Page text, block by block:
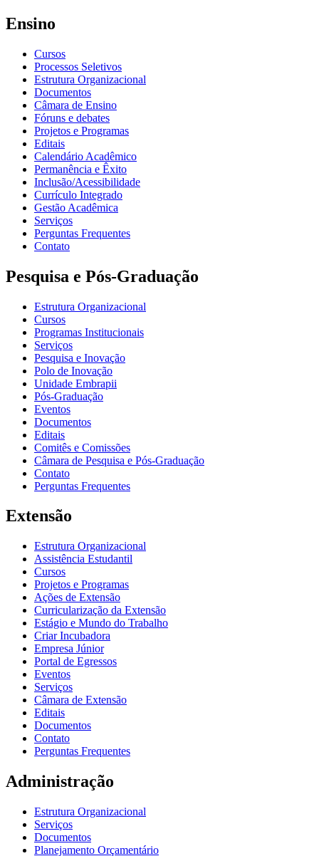
Ensino
Cursos
Processos Seletivos
Estrutura Organizacional
Documentos
Câmara de Ensino
Fóruns e debates
Projetos e Programas
Editais
Calendário Acadêmico
Permanência e Êxito
Inclusão/Acessibilidade
Currículo Integrado
Gestão Acadêmica
Serviços
Perguntas Frequentes
Contato
Pesquisa e Pós-Graduação
Estrutura Organizacional
Cursos
Programas Institucionais
Serviços
Pesquisa e Inovação
Polo de Inovação
Unidade Embrapii
Pós-Graduação
Eventos
Documentos
Editais
Comitês e Comissões
Câmara de Pesquisa e Pós-Graduação
Contato
Perguntas Frequentes
Extensão
Estrutura Organizacional
Assistência Estudantil
Cursos
Projetos e Programas
Ações de Extensão
Curricularização da Extensão
Estágio e Mundo do Trabalho
Criar Incubadora
Empresa Júnior
Portal de Egressos
Eventos
Serviços
Câmara de Extensão
Editais
Documentos
Contato
Perguntas Frequentes
Administração
Estrutura Organizacional
Serviços
Documentos
Planejamento Orçamentário